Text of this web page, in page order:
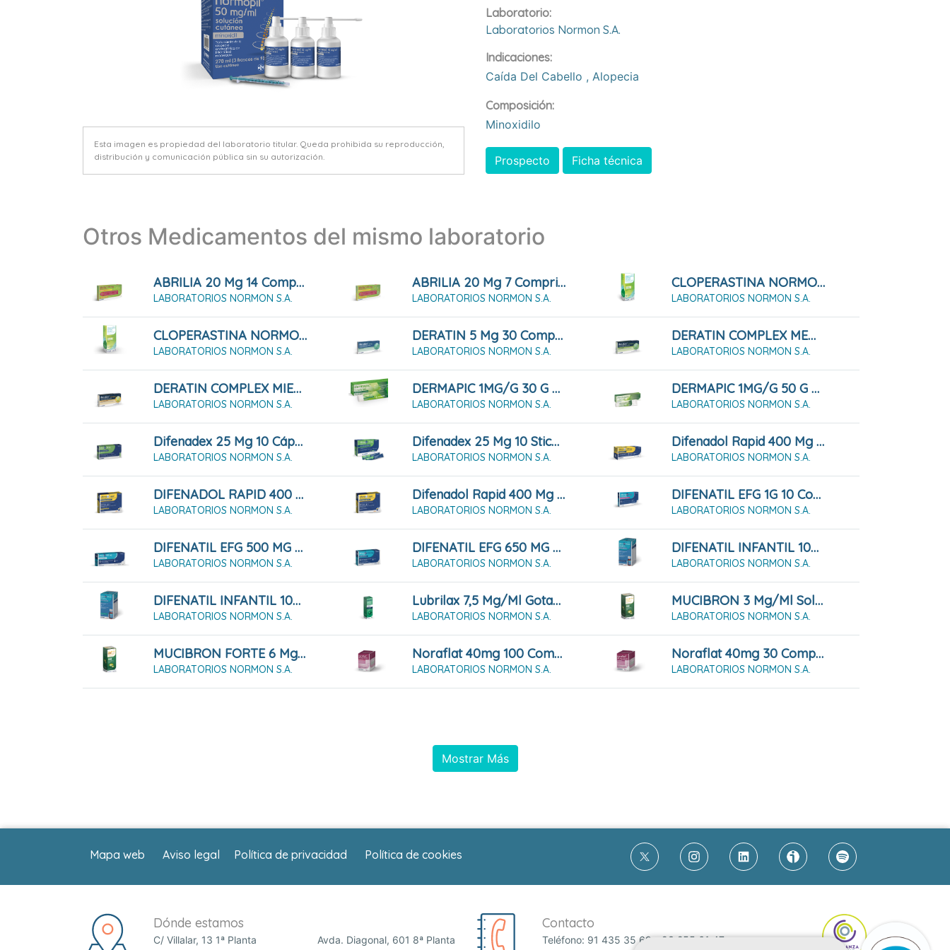
Esta imagen es propiedad del laboratorio titular. Queda prohibida su reproducción,
distribución y comunicación pública sin su autorización.
Laboratorio:
Laboratorios Normon S.a.
Indicaciones:
Caída Del Cabello , Alopecia
Composición:
Minoxidilo
Prospecto Ficha técnica
Otros Medicamentos del mismo laboratorio
ABRILIA 20 Mg 14 Comprimidos
LABORATORIOS NORMON S.A.
ABRILIA 20 Mg 7 Comprimidos
LABORATORIOS NORMON S.A.
CLOPERASTINA NORMON 3,54 Mg/ml Suspensión Oral 120ml
LABORATORIOS NORMON S.A.
CLOPERASTINA NORMON 3,54 Mg/ml Suspensión Oral 200 Ml
LABORATORIOS NORMON S.A.
DERATIN 5 Mg 30 Comprimidos Para Chupar
LABORATORIOS NORMON S.A.
DERATIN COMPLEX MENTA 30 Comprimidos Para Chupar
LABORATORIOS NORMON S.A.
DERATIN COMPLEX MIEL Y LIMÓN 30 Comprimidos Para Chupar
LABORATORIOS NORMON S.A.
DERMAPIC 1MG/G 30 G Gel
LABORATORIOS NORMON S.A.
DERMAPIC 1MG/G 50 G Gel
LABORATORIOS NORMON S.A.
Difenadex 25 Mg 10 Cápsulas Duras
LABORATORIOS NORMON S.A.
Difenadex 25 Mg 10 Sticks De Solución Oral
LABORATORIOS NORMON S.A.
Difenadol Rapid 400 Mg 20 Comprimidos Recubiertos Con Película
LABORATORIOS NORMON S.A.
DIFENADOL RAPID 400 Mg Granulado Para Solución Oral 12 Sobres
LABORATORIOS NORMON S.A.
Difenadol Rapid 400 Mg Granulado Para Solución Oral 20 Sobres
LABORATORIOS NORMON S.A.
DIFENATIL EFG 1G 10 Comprimidos
LABORATORIOS NORMON S.A.
DIFENATIL EFG 500 MG 20 Comprimidos
LABORATORIOS NORMON S.A.
DIFENATIL EFG 650 MG 20 Comprimidos
LABORATORIOS NORMON S.A.
DIFENATIL INFANTIL 100 MG/ML Solución Oral 60 Ml
LABORATORIOS NORMON S.A.
DIFENATIL INFANTIL 100 MG/ML Solución Oral 90 Ml
LABORATORIOS NORMON S.A.
Lubrilax 7,5 Mg/ml Gotas Orales En Solución 30 Ml
LABORATORIOS NORMON S.A.
MUCIBRON 3 Mg/ml Solución Oral 200ml
LABORATORIOS NORMON S.A.
MUCIBRON FORTE 6 Mg/ml Solución Oral 250 Ml
LABORATORIOS NORMON S.A.
Noraflat 40mg 100 Comprimidos Masticables
LABORATORIOS NORMON S.A.
Noraflat 40mg 30 Comprimidos Masticables
LABORATORIOS NORMON S.A.
Mostrar Más
Mapa web Aviso legal Política de privacidad Política de cookies
Dónde estamos
C/ Villalar, 13 1ª Planta
Avda. Diagonal, 601 8ª Planta
Contacto
Teléfono: 91 435 35 69
93 255 61 47